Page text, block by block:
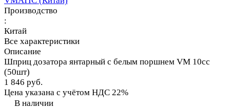
Производство
:
Китай
Все характеристики
Описание
Шприц дозатора янтарный с белым поршнем VM 10cc
(50шт)
1 846 руб.
Цена указана с учётом НДС 22%
В наличии